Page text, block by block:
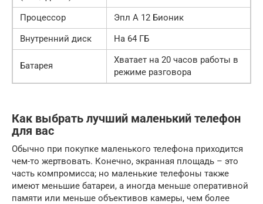
Процессор
Эпл А 12 Бионик
Внутренний диск
На 64 ГБ
Батарея
Хватает на 20 часов работы в
режиме разговора
Как выбрать лучший маленький телефон
для вас
Обычно при покупке маленького телефона приходится
чем-то жертвовать. Конечно, экранная площадь – это
часть компромисса; но маленькие телефоны также
имеют меньшие батареи, а иногда меньше оперативной
памяти или меньше объективов камеры, чем более